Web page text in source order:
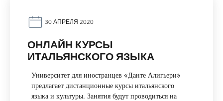
30 АПРЕЛЯ 2020
ОНЛАЙН КУРСЫ
ИТАЛЬЯНСКОГО ЯЗЫКА
Университет для иностранцев «Данте Алигьери»
предлагает дистанционные курсы итальянского
языка и культуры. Занятия будут проводиться на